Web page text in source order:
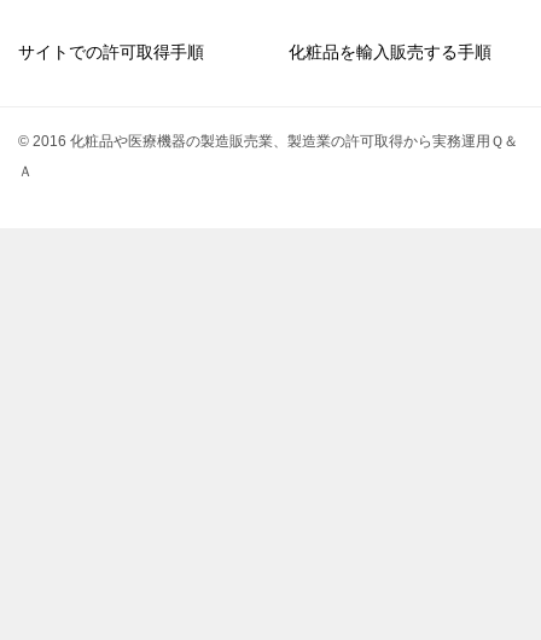
サイトでの許可取得手順 化粧品を輸入販売する手順
© 2016 化粧品や医療機器の製造販売業、製造業の許可取得から実務運用Ｑ＆
Ａ